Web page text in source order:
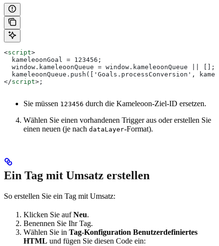
<script>
  kameleoonGoal = 123456;
  window.kameleoonQueue = window.kameleoonQueue || [];
kameleoonQueue.push(['Goals.processConversion',
</script> ;
Sie müssen 123456 durch die Kameleoon-Ziel-ID ersetzen.
Wählen Sie einen vorhandenen Trigger aus oder erstellen Sie
einen neuen (je nach dataLayer-Format).
Ein Tag mit Umsatz erstellen
So erstellen Sie ein Tag mit Umsatz:
Klicken Sie aufNeu.
Benennen Sie Ihr Tag.
Wählen Sie in Tag-Konfiguration Benutzerdefiniertes
HTML und fügen Sie diesen Code ein: